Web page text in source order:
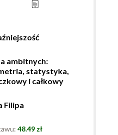
ambitnych:
statystyka,
i całkowy
Filipa
48.49 zł